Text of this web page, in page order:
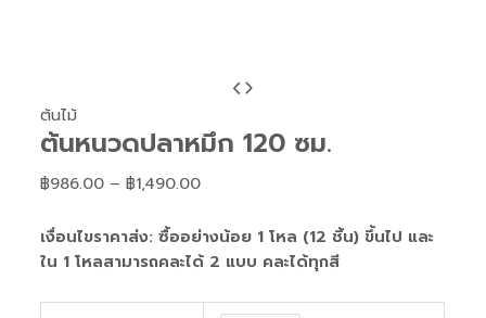
ต้นไม้
ต้นหนวดปลาหมึก 120 ซม.
฿986.00 – ฿1,490.00
Price
฿986.00
฿1,490.00
เงื่อนไขราคาส่ง: ซื้ออย่างน้อย 1 โหล (12 ชิ้น) ขึ้นไป และ
ใน 1 โหลสามารถคละได้ 2 แบบ คละได้ทุกสี
ต้น
หนวด
120
ชิ้น